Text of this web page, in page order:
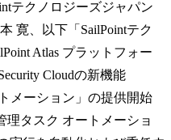
テクノロジーズジャパン
寛、以下「SailPointテク
Atlas プラットフォー
Cloudの新機能
メーション」の提供開始
理タスク オートメーショ